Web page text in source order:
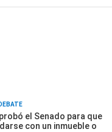
el Senado para que
con un inmueble o